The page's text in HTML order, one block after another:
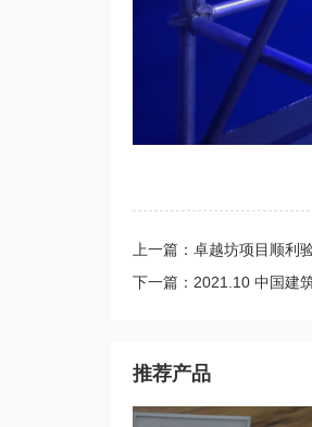
上一篇：卓越坊项目顺利
下一篇：2021.10 中国建
推荐产品